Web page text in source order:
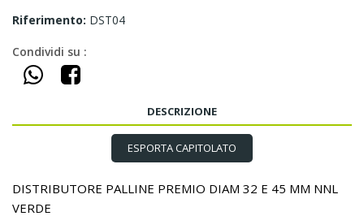
Riferimento: DST04
Condividi su :
DESCRIZIONE
ESPORTA CAPITOLATO
DISTRIBUTORE PALLINE PREMIO DIAM 32 E 45 MM NNL
VERDE